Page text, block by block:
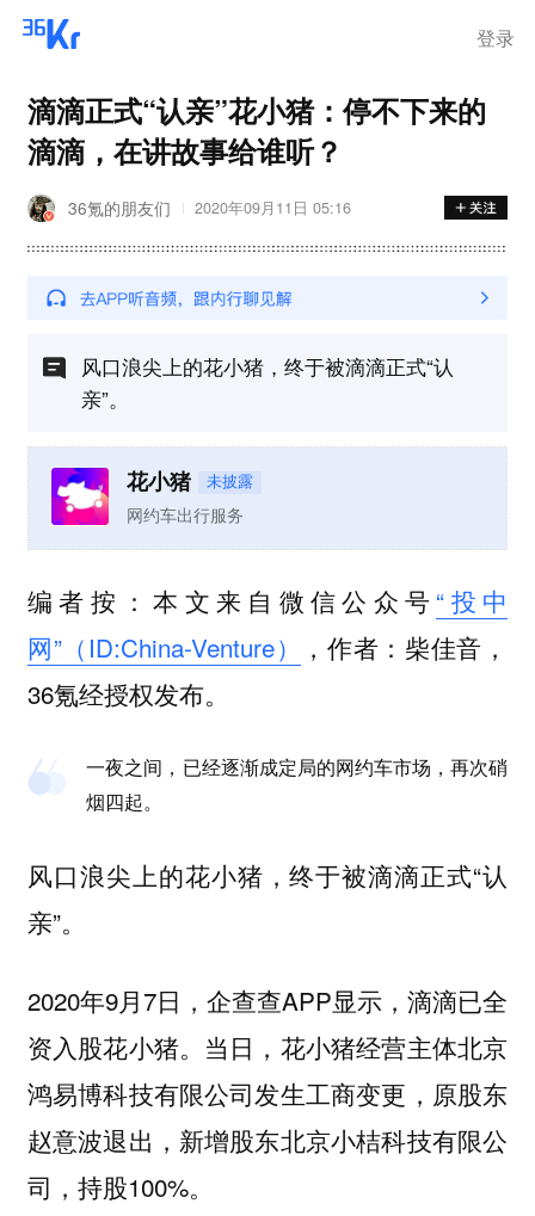
登录
滴滴正式“认亲”花小猪：停不下来的
滴滴，在讲故事给谁听？
36氪的朋友们 2020年09月11日 05:16
风口浪尖上的花小猪，终于被滴滴正式“认
亲”。
花小猪 未披露
网约车出行服务
编者按：本文来自微信公众号 “投中
网”（ID:China-Venture）
，作者：柴佳音，
36氪经授权发布。
一夜之间，已经逐渐成定局的网约车市场，再次硝
烟四起。
风口浪尖上的花小猪，终于被滴滴正式“认
亲”。
2020年9月7日，企查查APP显示，滴滴已全
资入股花小猪。当日，花小猪经营主体北京
鸿易博科技有限公司发生工商变更，原股东
赵意波退出，新增股东北京小桔科技有限公
司，持股100%。